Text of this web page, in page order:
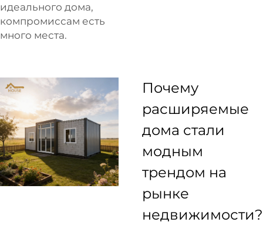
идеального дома,
компромиссам есть
много места.
Почему
расширяемые
дома стали
модным
трендом на
рынке
недвижимости?